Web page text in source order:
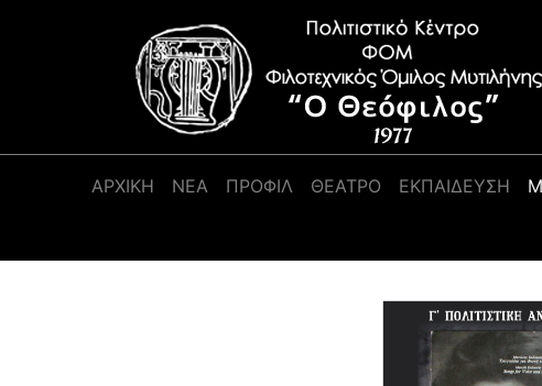
Κύρια πλοήγηση
ΑΡΧΙΚΉ ΝΕΑ ΠΡΟΦΊΛ ΘΕΑΤΡΟ ΕΚΠΑΙΔΕΥΣΗ